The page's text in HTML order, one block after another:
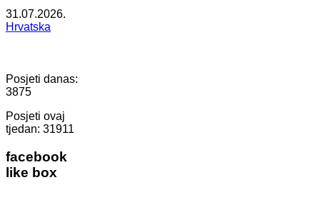
31.07.2026.
Hrvatska
Posjeti danas:
3875
Posjeti ovaj
tjedan: 31911
facebook
like box